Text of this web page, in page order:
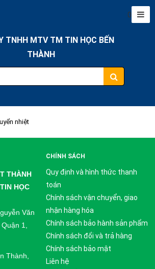
TNHH MTV TM TIN HỌC BẾN
THÀNH
0
nhiệt
THÀNH
HỌC
Văn
1,
Thành,
CHÍNH SÁCH
Quy định và hình thức thanh
toán
Chính sách vận chuyển, giao
nhận hàng hóa
Chính sách bảo hành sản phẩm
Chính sách đổi và trả hàng
Chính sách bảo mật
Liên hệ